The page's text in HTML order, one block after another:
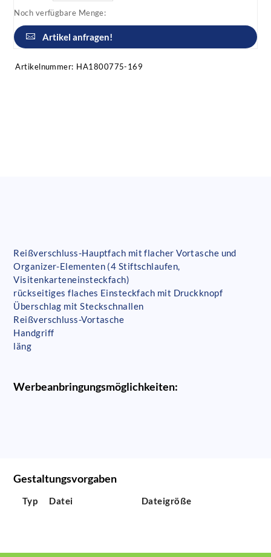
Noch verfügbare Menge:
Artikel anfragen!
Artikelnummer: HA1800775-169
Reißverschluss-Hauptfach mit flacher Vortasche und
Organizer-Elementen (4 Stiftschlaufen,
Visitenkarteneinsteckfach)
rückseitiges flaches Einsteckfach mit Druckknopf
Überschlag mit Steckschnallen
Reißverschluss-Vortasche
Handgriff
läng
Werbeanbringungsmöglichkeiten:
Gestaltungsvorgaben
Typ Datei Dateigröße